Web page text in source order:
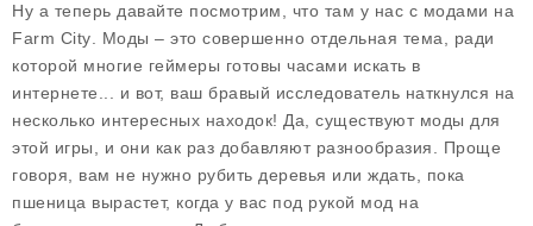
Ну а теперь давайте посмотрим, что там у нас с модами на
Farm City . Моды – это совершенно отдельная тема, ради
которой многие геймеры готовы часами искать в
интернете... и вот, ваш бравый исследователь наткнулся на
несколько интересных находок! Да, существуют моды для
этой игры, и они как раз добавляют разнообразия. Проще
говоря, вам не нужно рубить деревья или ждать, пока
пшеница вырастет, когда у вас под рукой мод на